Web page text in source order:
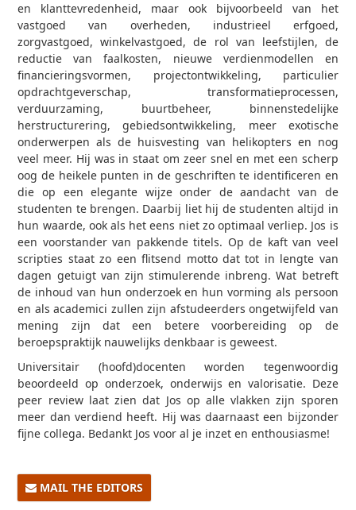
en klanttevredenheid, maar ook bijvoorbeeld van het
vastgoed van overheden, industrieel erfgoed,
zorgvastgoed, winkelvastgoed, de rol van leefstijlen, de
reductie van faalkosten, nieuwe verdienmodellen en
financieringsvormen, projectontwikkeling, particulier
opdrachtgeverschap, transformatieprocessen,
verduurzaming, buurtbeheer, binnenstedelijke
herstructurering, gebiedsontwikkeling, meer exotische
onderwerpen als de huisvesting van helikopters en nog
veel meer. Hij was in staat om zeer snel en met een scherp
oog de heikele punten in de geschriften te identificeren en
die op een elegante wijze onder de aandacht van de
studenten te brengen. Daarbij liet hij de studenten altijd in
hun waarde, ook als het eens niet zo optimaal verliep. Jos is
een voorstander van pakkende titels. Op de kaft van veel
scripties staat zo een flitsend motto dat tot in lengte van
dagen getuigt van zijn stimulerende inbreng. Wat betreft
de inhoud van hun onderzoek en hun vorming als persoon
en als academici zullen zijn afstudeerders ongetwijfeld van
mening zijn dat een betere voorbereiding op de
beroepspraktijk nauwelijks denkbaar is geweest.
Universitair (hoofd)docenten worden tegenwoordig
beoordeeld op onderzoek, onderwijs en valorisatie. Deze
peer review laat zien dat Jos op alle vlakken zijn sporen
meer dan verdiend heeft. Hij was daarnaast een bijzonder
fijne collega. Bedankt Jos voor al je inzet en enthousiasme!
MAIL THE EDITORS